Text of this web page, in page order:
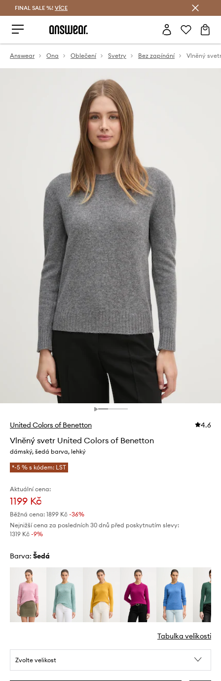
FINAL SALE %! VÍCE
Answear Ona Oblečení Svetry Bez zapínání
United Colors of Benetton 4.6
Vlněný svetr United Colors of Benetton
dámský, šedá barva, lehký
*-5 % s kódem: LST
Aktuální cena:
1199 Kč
Běžná cena: 1899 Kč -36%
Nejnižší cena za posledních 30 dnů před poskytnutím slevy:
1319 Kč -9%
Barva: šedá
Tabulka velikosti
Zvolte velikost